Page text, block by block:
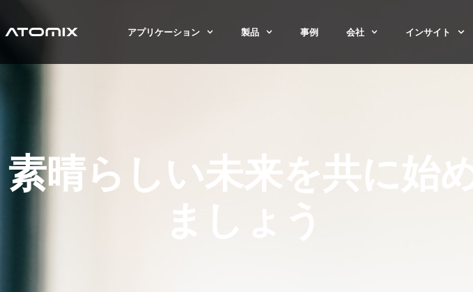
アプリケーション 製品 事例 会社 インサイト
素晴らしい未来を共に始め
ましょう